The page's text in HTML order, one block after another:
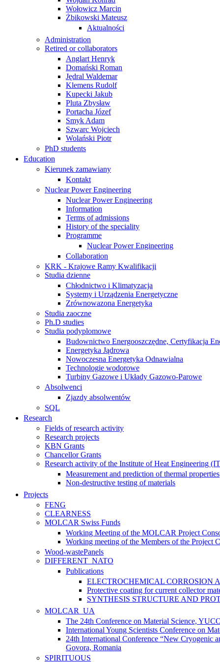
Wołowicz Marcin
Żbikowski Mateusz
Aktualności
Administration
Retired or collaborators
Anglart Henryk
Domański Roman
Jędral Waldemar
Klemens Rudolf
Kupecki Jakub
Pluta Zbysław
Portacha Józef
Smyk Adam
Szwarc Wojciech
Wolański Piotr
PhD students
Education
Kierunek zamawiany
Kontakt
Nuclear Power Engineering
Nuclear Power Engineering
Information
Terms of admissions
History of the speciality
Programme
Nuclear Power Engineering
Collaboration
KRK - Krajowe Ramy Kwalifikacji
Studia dzienne
Chłodnictwo i Klimatyzacja
Systemy i Urządzenia Energetyczne
Zrównowazona Energetyka
Studia zaoczne
Ph.D studies
Studia podyplomowe
Budownictwo Energooszczędne, Certyfikacja
Energetyka Jądrowa
Nowoczesna Energetyka Odnawialna
Technologie wodorowe
Turbiny Gazowe i Układy Gazowo-Parowe
Absolwenci
Zjazdy absolwentów
SQL
Research
Fields of research activity
Research projects
KBN Grants
Chancellor Grants
Research activity of the Institute of Heat Engineering
Measurement and prediction of thermal properties
Non-destructive testing of materials
Projects
FENG
CLEARNESS
MOLCAR Swiss Funds
Working Meeting of the MOLCAR Project
Working meeting of the Members of the Project
Wood-wastePanels
DIFFERENT_NATO
Publications
ELECTROCHEMICAL CORROSION
Protective coating for current collector
SYNTHESIS STRUCTURE AND
MOLCAR_UA
The 24th Conference on Material Science,
International Young Scientists Conference on
24th International Conference “New Cryogenic
Govora, Romania
SPIRITUOUS